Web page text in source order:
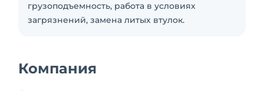
грузоподъемность, работа в условиях
загрязнений, замена литых втулок.
Компания